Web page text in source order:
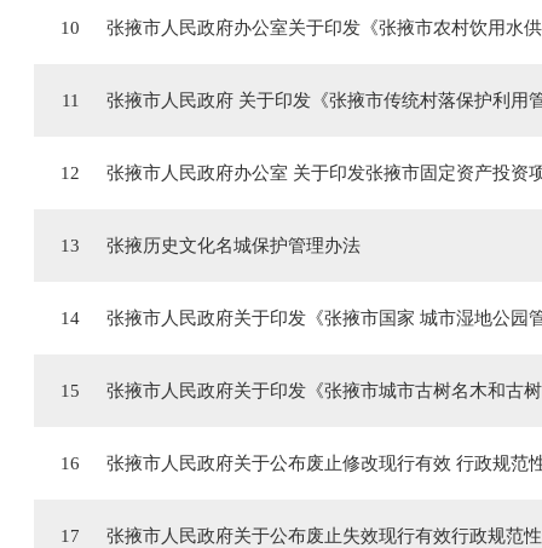
10 张掖市人民政府办公室关于印发《张掖市农村饮用水
11 张掖市人民政府 关于印发《张掖市传统村落保护利用
12 张掖市人民政府办公室 关于印发张掖市固定资产投资
13 张掖历史文化名城保护管理办法
14 张掖市人民政府关于印发《张掖市国家 城市湿地公园
15 张掖市人民政府关于印发《张掖市城市古树名木和古
16 张掖市人民政府关于公布废止修改现行有效 行政规范
17 张掖市人民政府关于公布废止失效现行有效行政规范